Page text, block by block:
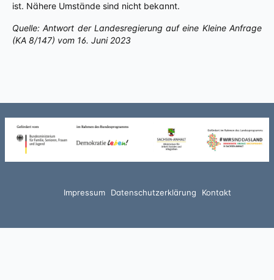
ist. Nähere Umstände sind nicht bekannt.
Quelle: Antwort der Landesregierung auf eine Kleine Anfrage
(KA 8/147) vom 16. Juni 2023
Impressum Datenschutzerklärung Kontakt